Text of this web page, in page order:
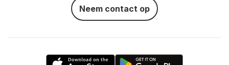
Neem contact op